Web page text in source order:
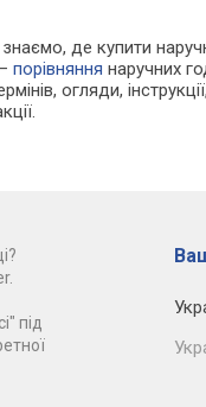
де купити
—порівняння наручних
огляди,
під